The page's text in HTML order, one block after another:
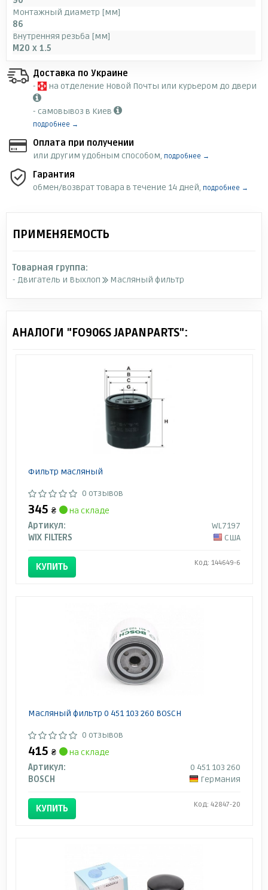
Монтажный диаметр [мм]
86
Внутренняя резьба [мм]
M20 x 1.5
Доставка по Украине
-
на отделение Новой Почты или курьером до двери
- самовывоз в Киев
подробнее →
Оплата при получении
или другим удобным способом, подробнее →
Гарантия
обмен/возврат товара в течение 14 дней, подробнее →
ПРИМЕНЯЕМОСТЬ
Товарная группа:
- Двигатель и Выхлоп
Масляный фильтр
АНАЛОГИ "FO906S JAPANPARTS":
Фильтр масляный
0 отзывов
345 ₴
на складе
Артикул:
WL7197
WIX FILTERS
США
КУПИТЬ Код: 144649-6
Масляный фильтр 0 451 103 260 BOSCH
0 отзывов
415 ₴
на складе
Артикул:
0 451 103 260
BOSCH
Германия
КУПИТЬ Код: 42847-20